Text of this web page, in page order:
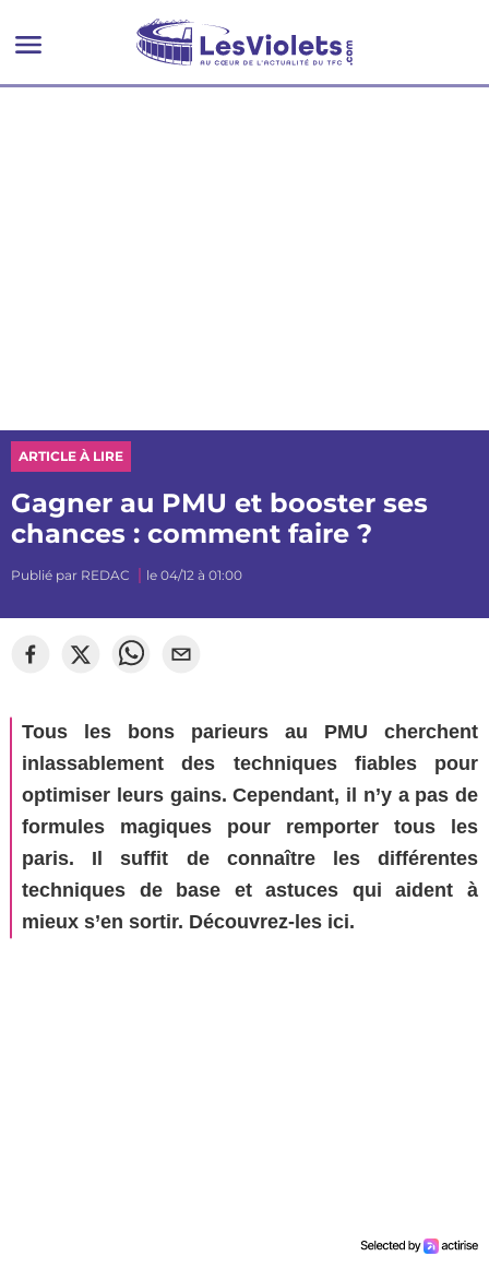
ARTICLE À LIRE
Gagner au PMU et booster ses
chances : comment faire ?
Publié par REDAC le 04/12 à 01:00
Tous les bons parieurs au PMU cherchent
inlassablement des techniques fiables pour
optimiser leurs gains. Cependant, il n’y a pas de
formules magiques pour remporter tous les
paris. Il suffit de connaître les différentes
techniques de base et astuces qui aident à
mieux s’en sortir. Découvrez-les ici.